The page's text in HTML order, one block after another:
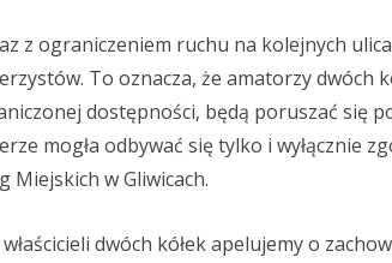
z ograniczeniem ruchu na kolejnych
To oznacza, że amatorzy dwóch
dostępności, będą poruszać się
mogła odbywać się tylko i wyłącznie
Miejskich w Gliwicach.
właścicieli dwóch kółek apelujemy o